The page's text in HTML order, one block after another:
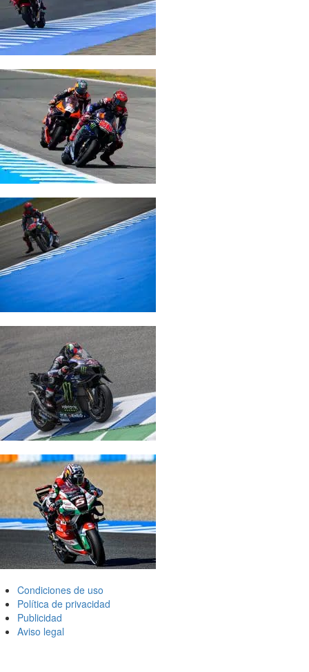
Condiciones de uso
Política de privacidad
Publicidad
Aviso legal